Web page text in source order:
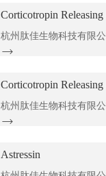
Corticotropin Releasing
Corticotropin Releasing
Astressin